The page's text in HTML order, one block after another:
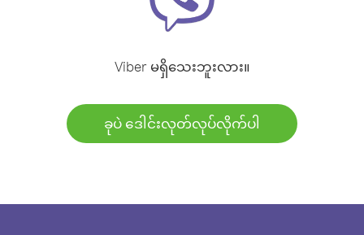
Viber မရှိသေးဘူးလား။
ခုပဲ ဒေါင်းလုတ်လုပ်လိုက်ပါ